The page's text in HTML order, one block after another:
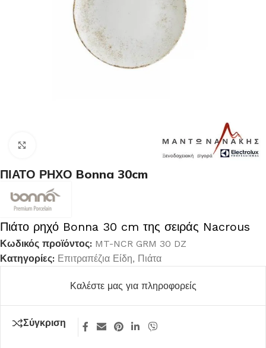
ΠΙΑΤΟ ΡΗΧΟ Bonna 30cm
Πιάτο ρηχό Bonna 30 cm της σειράς Nacrous
Κωδικός προϊόντος: MT-NCR GRM 30 DZ
Κατηγορίες: Επιτραπέζια Είδη, Πιάτα
Καλέστε μας για πληροφορείς
Σύγκριση